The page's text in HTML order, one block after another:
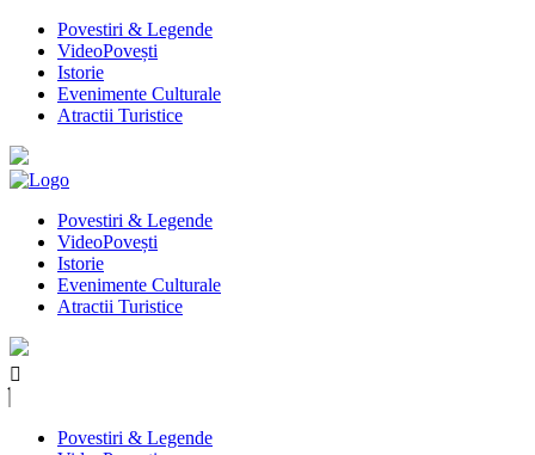
Povestiri & Legende
VideoPovești
Istorie
Evenimente Culturale
Atractii Turistice
Povestiri & Legende
VideoPovești
Istorie
Evenimente Culturale
Atractii Turistice
Povestiri & Legende